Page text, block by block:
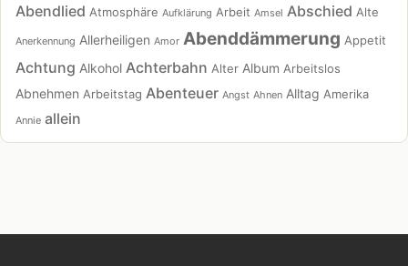
Abendlied Atmosphäre Aufklärung Arbeit Amsel Abschied Alte
Anerkennung Allerheiligen Amor Abenddämmerung Appetit
Achtung Alkohol Achterbahn Alter Album Arbeitslos
Abnehmen Arbeitstag Abenteuer Angst Ahnen Alltag Amerika
Annie allein